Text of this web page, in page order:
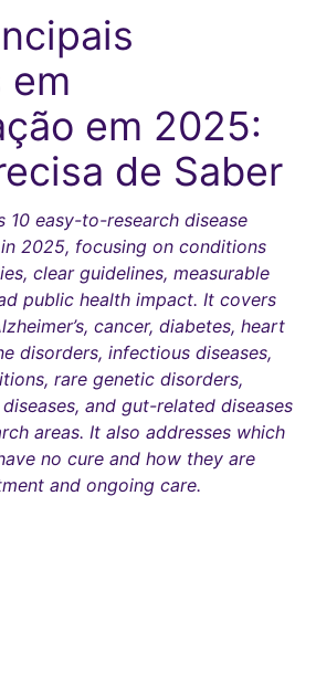
em
em 2025:
de Saber
10 easy-to-research disease
2025, focusing on conditions
clear guidelines, measurable
public health impact. It covers
cancer, diabetes, heart
disorders, infectious diseases,
rare genetic disorders,
and gut-related diseases
areas. It also addresses which
no cure and how they are
and ongoing care.